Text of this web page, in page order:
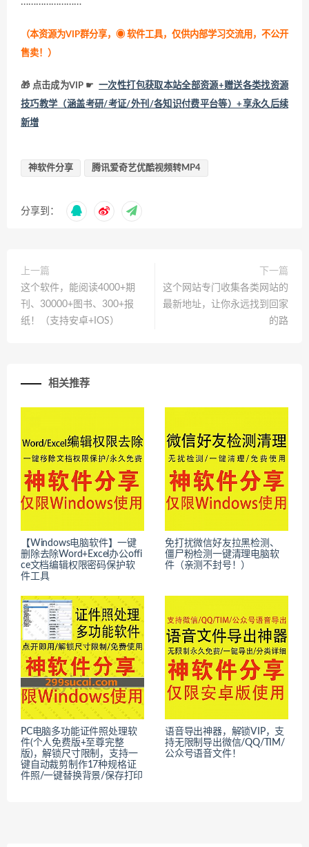
（本资源为VIP群分享， ◉ 软件工具，仅供内部学习交流用，不公开
售卖！ ）
🎁 点击成为VIP ☛ 一次性打包获取本站全部资源+赠送各类找资源
技巧教学（涵盖考研/考证/外刊/各知识付费平台等）+享永久后续
新增
神软件分享 腾讯爱奇艺优酷视频转MP4
分享到：
上一篇
这个软件，能阅读4000+期
刊、30000+图书、300+报
纸！（支持安卓+IOS）
下一篇
这个网站专门收集各类网站的
最新地址，让你永远找到回家
的路
相关推荐
【Windows电脑软件】一键
删除去除Word+Excel办公offi
ce文档编辑权限密码保护软
件工具
免打扰微信好友拉黑检测、
僵尸粉检测一键清理电脑软
件（亲测不封号！）
PC电脑多功能证件照处理软
件(个人免费版+至尊完整
版)，解锁尺寸限制，支持一
键自动裁剪制作17种规格证
件照/一键替换背景/保存打印
语音导出神器，解锁VIP，支
持无限制导出微信/QQ/TIM/
公众号语音文件！